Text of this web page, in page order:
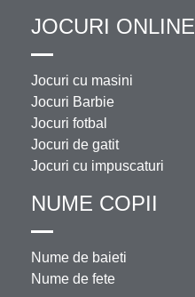
JOCURI ONLINE
Jocuri cu masini
Jocuri Barbie
Jocuri fotbal
Jocuri de gatit
Jocuri cu impuscaturi
NUME COPII
Nume de baieti
Nume de fete